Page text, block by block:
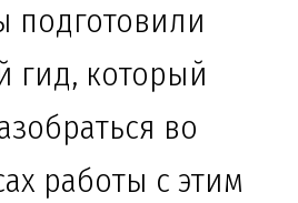
подготовили
гид, который
во
работы с этим